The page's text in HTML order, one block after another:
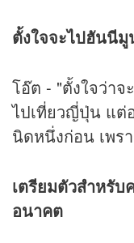
ตั้งใจจะไปฮันนี
โอ๊ต - "ตั้งใจว่า
ไปเที่ยวญี่ปุ่น แต่
นิดหนึ่งก่อน เพร
เตรียมตัวสำหรับ
อนาคต